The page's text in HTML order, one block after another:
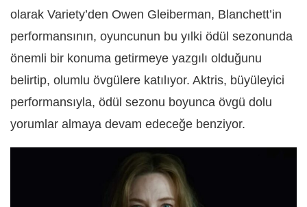
olarak Variety’den Owen Gleiberman, Blanchett’in
performansının, oyuncunun bu yılki ödül sezonunda
önemli bir konuma getirmeye yazgılı olduğunu
belirtip, olumlu övgülere katılıyor. Aktris, büyüleyici
performansıyla, ödül sezonu boyunca övgü dolu
yorumlar almaya devam edeceğe benziyor.